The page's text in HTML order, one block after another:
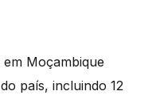
Moçambique
país, incluindo 12